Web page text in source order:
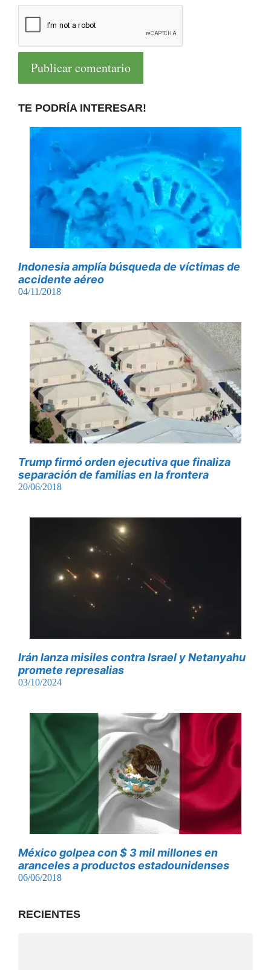
TE PODRÍA INTERESAR!
Indonesia amplía búsqueda de víctimas de
accidente aéreo
04/11/2018
Trump firmó orden ejecutiva que finaliza
separación de familias en la frontera
20/06/2018
Irán lanza misiles contra Israel y Netanyahu
promete represalias
03/10/2024
México golpea con $ 3 mil millones en
aranceles a productos estadounidenses
06/06/2018
RECIENTES